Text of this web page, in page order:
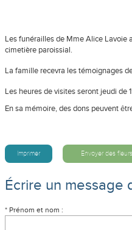
Les funérailles de Mme Alice Lavoie
cimetière paroissial.
La famille recevra les témoignages
Les heures de visites seront jeudi de
En sa mémoire, des dons peuvent
Imprimer Envoyer des fleurs
Écrire un message
* Prénom et nom :